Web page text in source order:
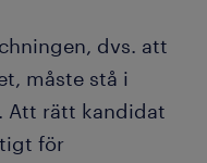
dvs. att
måste stå i
Att rätt kandidat
för